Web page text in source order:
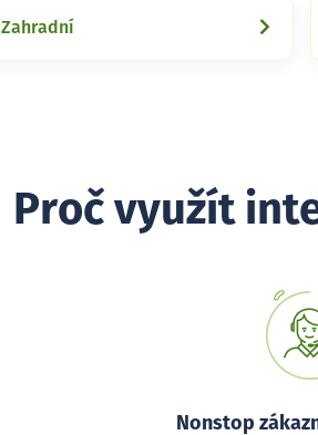
Zahradní
Proč využít
Nonstop